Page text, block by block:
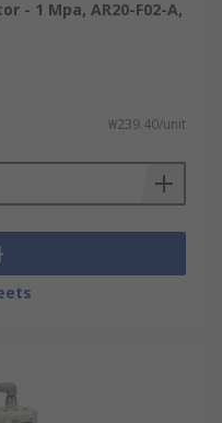
- 1 Mpa, AR20-F02-A,
₩239.40/unit